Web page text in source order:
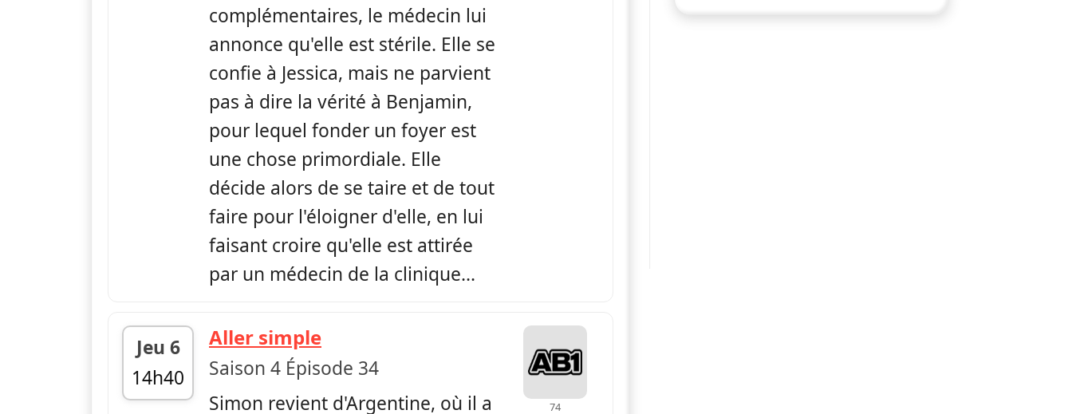
complémentaires, le médecin lui
annonce qu'elle est stérile. Elle se
confie à Jessica, mais ne parvient
pas à dire la vérité à Benjamin,
pour lequel fonder un foyer est
une chose primordiale. Elle
décide alors de se taire et de tout
faire pour l'éloigner d'elle, en lui
faisant croire qu'elle est attirée
par un médecin de la clinique...
Jeu 6
14h40
fin 15h35
Aller simple— Sous le soleil
Saison 4 Épisode 34
Simon revient d'Argentine, où il a
74